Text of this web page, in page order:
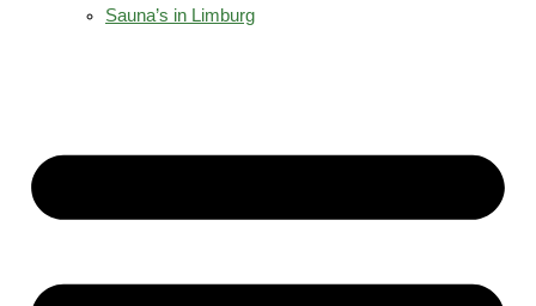
Sauna’s in Limburg